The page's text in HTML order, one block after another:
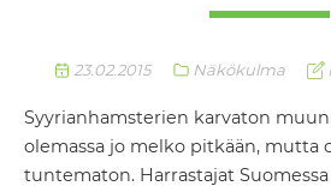
23.02.2015 Näkökulma
Syyrianhamsterien karvaton
olemassa jo melko pitkään, mutta
tuntematon. Harrastajat